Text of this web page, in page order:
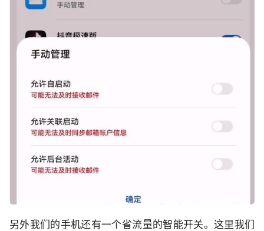
另外我们的手机还有一个省流量的智能开关。这里我们